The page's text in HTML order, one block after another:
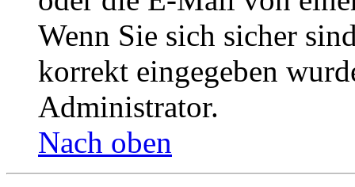
Wenn Sie sich sicher
korrekt eingegeben
Administrator.
Nach oben